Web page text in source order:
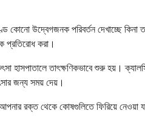
কোনো উদ্বেগজনক পরিবর্তন দেখাচ্ছে
প্রতিরোধ করা।
হাসপাতালে তাৎক্ষণিকভাবে শুরু
জন্য সময় দেয়।
রক্ত ​​থেকে কোষগুলিতে ফিরিয়ে